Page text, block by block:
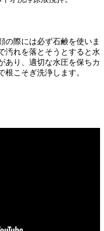
の際には必ず石鹸を使いま
汚れを落とそうとすると水
あり、適切な水圧を保ちカ
根こそぎ洗浄します。